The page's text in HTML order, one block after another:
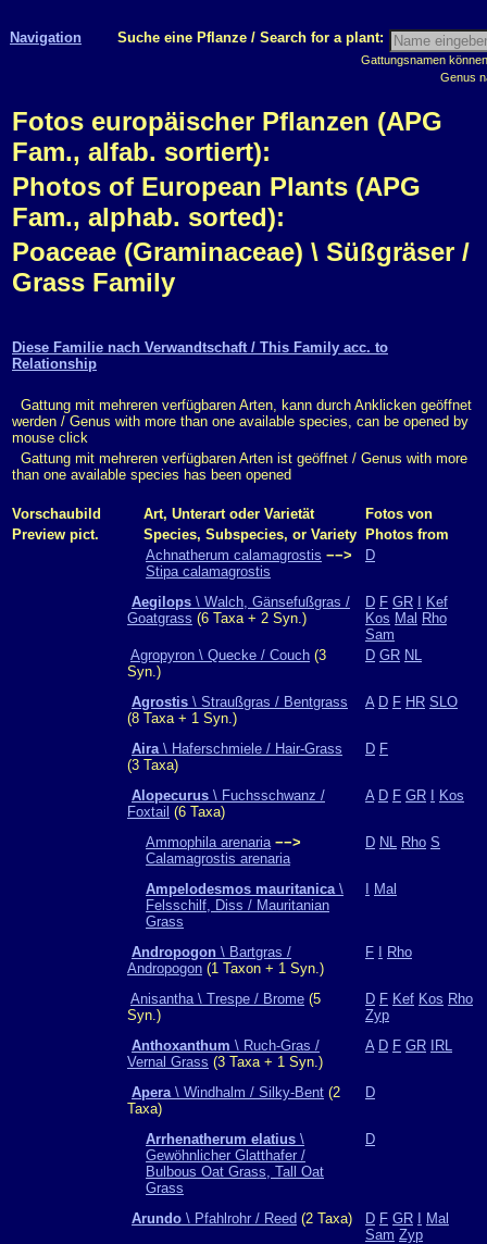
Navigation Suche eine Pflanze / Search for a plant:
Gattungsnamen
Genus
Fotos europäischer Pflanzen (APG
Fam., alfab. sortiert):
Photos of European Plants (APG
Fam., alphab. sorted):
Poaceae (Graminaceae) \ Süßgräser /
Grass Family
Diese Familie nach Verwandtschaft / This Family acc. to
Relationship
Gattung mit mehreren verfügbaren Arten, kann durch Anklicken geöffnet
werden / Genus with more than one available species, can be opened by
mouse click
Gattung mit mehreren verfügbaren Arten ist geöffnet / Genus with more
than one available species has been opened
Vorschaubild Art, Unterart oder Varietät
Fotos von
Preview pict.
Species, Subspecies, or Variety
Photos from
Achnatherum calamagrostis −−>
Stipa calamagrostis
D
Aegilops \ Walch, Gänsefußgras /
Goatgrass (6 Taxa + 2 Syn.)
D F GR
Kef
Kos Mal Rho
Sam
Agropyron \ Quecke / Couch (3
Syn.)
D GR NL
Agrostis \ Straußgras / Bentgrass
(8 Taxa + 1 Syn.)
A D F HR SLO
Aira\ Haferschmiele / Hair-Grass
(3 Taxa)
D F
Alopecurus \ Fuchsschwanz /
Foxtail (6 Taxa)
A D F GR Kos
Ammophila arenaria −−>
Calamagrostis arenaria
D NL Rho S
Ampelodesmos mauritanica\
Felsschilf, Diss / Mauritanian
Grass
Mal
Andropogon \ Bartgras /
Andropogon (1 Taxon + 1 Syn.)
F Rho
Anisantha \ Trespe / Brome (5
Syn.)
D F Kef Kos Rho
Zyp
Anthoxanthum \ Ruch-Gras /
Vernal Grass (3 Taxa + 1 Syn.)
A D F GR IRL
Apera\ Windhalm / Silky-Bent (2
Taxa)
D
Arrhenatherum elatius \
Gewöhnlicher Glatthafer /
Bulbous Oat Grass, Tall Oat
Grass
D
Arundo \ Pfahlrohr / Reed (2 Taxa) D F GR
Mal
Sam Zyp